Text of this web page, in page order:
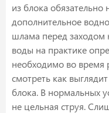
из блока обязательно
дополнительное
шлама перед заходом
воды на практике
необходимо во время
смотреть как
блока. В нормальных
не цельная струя.